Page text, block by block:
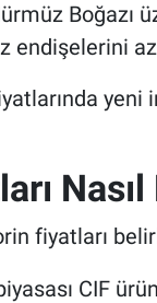
Boğazı
endişelerini
yeni
fiyatları
CIF